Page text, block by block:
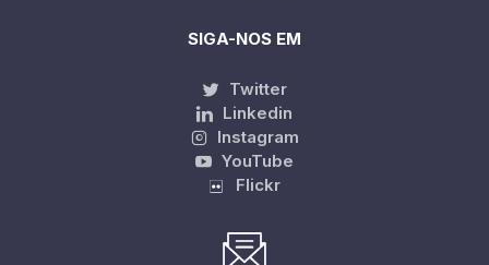
SIGA-NOS EM
Twitter
Linkedin
Instagram
YouTube
Flickr